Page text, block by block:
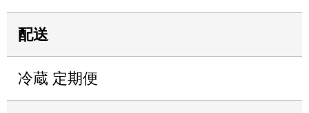
配送
冷蔵 定期便